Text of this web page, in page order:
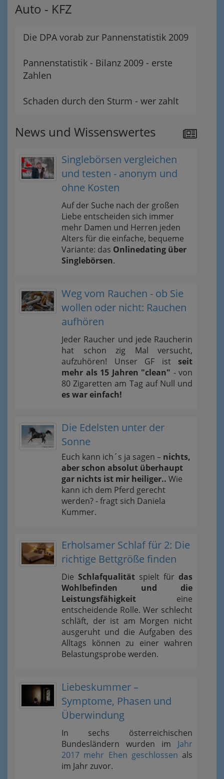
Auto - KFZ
Die DPA vorab zur Pannenstatistik 2009
Pannenstatistik - Bilanz 2009 - erste
Zahlen
Schaden durch den Sturm - wer zahlt
News und Wissenswertes
Singlebörsen vergleichen
und testen - anonym und
ohne Kosten
Auf der Suche nach der großen
Liebe entscheiden sich immer
mehr Damen und Herren jeden
Alters für die einfache, bequeme
Variante: das Onlinedating über
Singlebörsen.
Weg vom Rauchen - ob Sie
wollen oder nicht: Rauchen
aufhören
Jeder Raucher und jede Raucherin
hat schon zig Mal versucht,
aufzuhören! Unser GF ist seit
mehr als 15 Jahren "clean" - von
80 Zigaretten am Tag auf Null und
es war einfach!
Die Edelsten unter der
Sonne
Euch kann ich´s ja sagen – nichts,
aber schon absolut überhaupt
gar nichts ist mir heiliger.. Wie
kann ich dem Pferd gerecht
werden? - fragt sich Daniela
Kummer.
Erholsamer Schlaf für 2: Die
richtige Bettgröße finden
Die Schlafqualität spielt für das
Wohlbefinden und die
Leistungsfähigkeit eine
entscheidende Rolle. Wer schlecht
schläft, der ist am Morgen nicht
ausgeruht und die Aufgaben des
Alltags können zu einer wahren
Belastungsprobe werden.
Liebeskummer –
Symptome, Phasen und
Überwindung
In sechs österreichischen
Bundesländern wurden im Jahr
2017 mehr Ehen geschlossen als
im Jahr zuvor.